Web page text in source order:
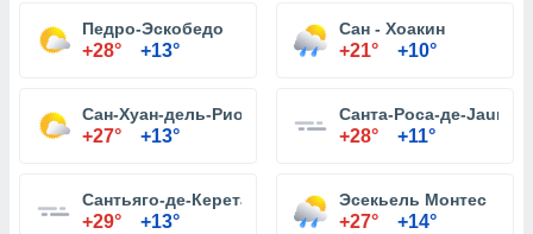
Педро-Эскобедо
+28° +13°
Сан - Хоакин
+21° +10°
Сан-Хуан-дель-Рио
+27° +13°
Санта-Роса-де-
+28° +11°
Сантьяго-де-Керетаро
+29° +13°
Эсекьель Монтес
+27° +14°